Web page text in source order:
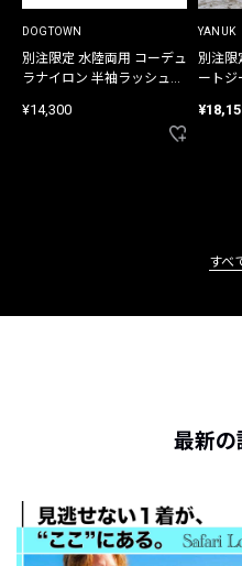
DOGTOWN
別注限定 水陸両用 コーデュ
ラナイロン 半袖ラッシュガ
¥14,300
YANUK
別注限
ートジ
すべ
最新の